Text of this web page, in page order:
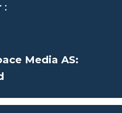
:
Media AS: